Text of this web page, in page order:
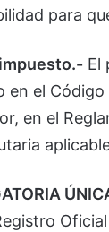
para
El
el
en el